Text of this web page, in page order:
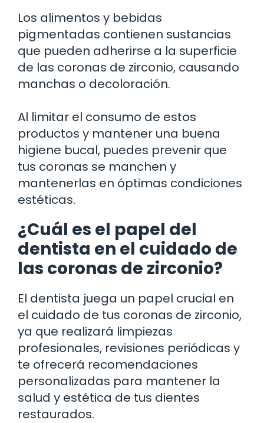
Los alimentos y bebidas
pigmentadas contienen sustancias
que pueden adherirse a la superficie
de las coronas de zirconio, causando
manchas o decoloración.
Al limitar el consumo de estos
productos y mantener una buena
higiene bucal, puedes prevenir que
tus coronas se manchen y
mantenerlas en óptimas condiciones
estéticas.
¿Cuál es el papel del
dentista en el cuidado de
las coronas de zirconio?
El dentista juega un papel crucial en
el cuidado de tus coronas de zirconio,
ya que realizará limpiezas
profesionales, revisiones periódicas y
te ofrecerá recomendaciones
personalizadas para mantener la
salud y estética de tus dientes
restaurados.